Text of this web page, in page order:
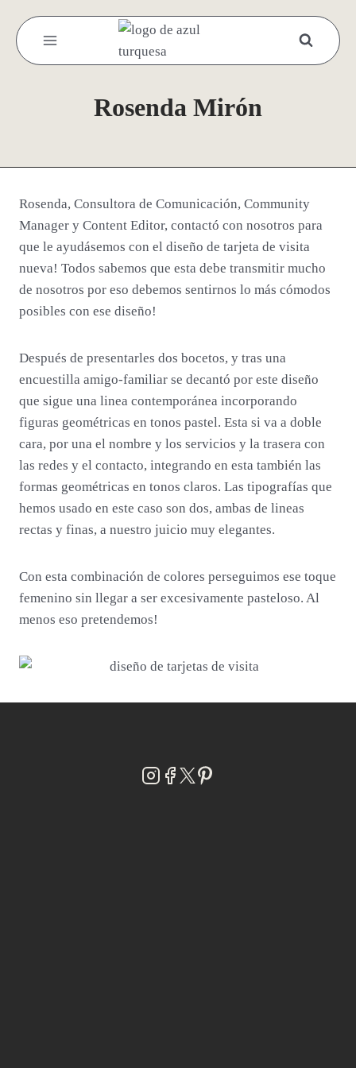
contenido
Rosenda Mirón
Rosenda, Consultora de Comunicación, Community
Manager y Content Editor, contactó con nosotros para
que le ayudásemos con el diseño de tarjeta de visita
nueva! Todos sabemos que esta debe transmitir mucho
de nosotros por eso debemos sentirnos lo más cómodos
posibles con ese diseño!
Después de presentarles dos bocetos, y tras una
encuestilla amigo-familiar se decantó por este diseño
que sigue una linea contemporánea incorporando
figuras geométricas en tonos pastel. Esta si va a doble
cara, por una el nombre y los servicios y la trasera con
las redes y el contacto, integrando en esta también las
formas geométricas en tonos claros. Las tipografías que
hemos usado en este caso son dos, ambas de lineas
rectas y finas, a nuestro juicio muy elegantes.
Con esta combinación de colores perseguimos ese toque
femenino sin llegar a ser excesivamente pasteloso. Al
menos eso pretendemos!